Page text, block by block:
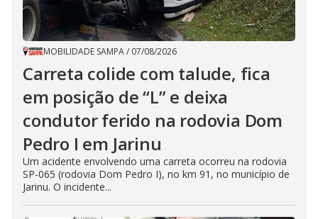
MOBILIDADE SAMPA/ 07/08/2026
Carreta colide com talude, fica
em posição de “L” e deixa
condutor ferido na rodovia Dom
Pedro I em Jarinu
Um acidente envolvendo uma carreta ocorreu na rodovia
SP-065 (rodovia Dom Pedro I), no km 91, no município de
Jarinu. O incidente...